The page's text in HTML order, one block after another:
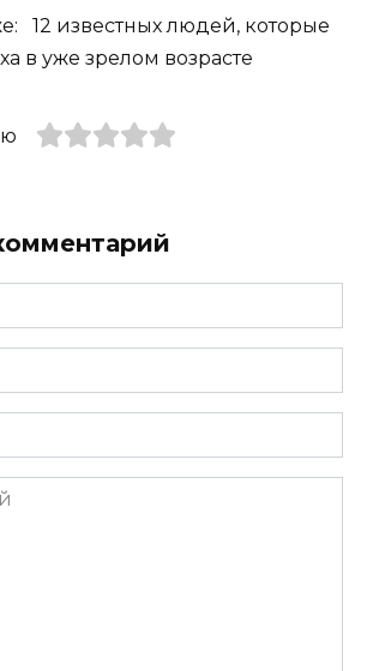
12 известных людей, которые
в уже зрелом возрасте